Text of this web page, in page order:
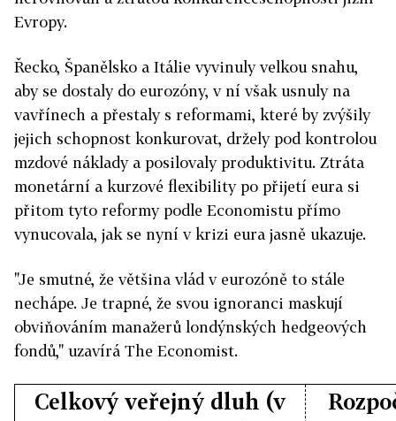
Evropy.
Řecko, Španělsko a Itálie vyvinuly velkou snahu,
aby se dostaly do eurozóny, v ní však usnuly na
vavřínech a přestaly s reformami, které by zvýšily
jejich schopnost konkurovat, držely pod kontrolou
mzdové náklady a posilovaly produktivitu. Ztráta
monetární a kurzové flexibility po přijetí eura si
přitom tyto reformy podle Economistu přímo
vynucovala, jak se nyní v krizi eura jasně ukazuje.
"Je smutné, že většina vlád v eurozóně to stále
nechápe. Je trapné, že svou ignoranci maskují
obviňováním manažerů londýnských hedgeových
fondů," uzavírá The Economist.
Celkový veřejný dluh (v